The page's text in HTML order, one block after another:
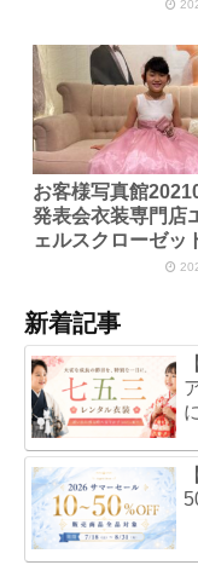
お客様写真館
発表会衣装専門店
ェルスクローゼッ
新着記事